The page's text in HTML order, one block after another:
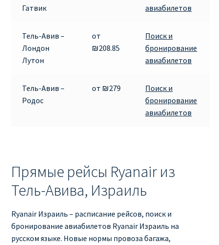
ПРАВИЛА ПРОВОЗА БАГАЖА RYANAIR
РЕЙСАМИ RYANAIR
РЕГИСТРАЦИЯ НА РЕЙС И ДОКУМЕНТЫ ДЛЯ
КАК НАЙТИ ДЕШЕВЫЙ БИЛЕТ
КУПИТЬ АВИАБИЛЕТЫ ДЕШЕВО
Гатвик
авиабилетов
Тель-Авив –
Лондон
Лутон
от
₪208.85
Поиск и
бронирование
авиабилетов
Тель-Авив –
Родос
от ₪279
Поиск и
бронирование
авиабилетов
Прямые рейсы Ryanair из
Тель-Авива, Израиль
Ryanair Израиль – расписание рейсов, поиск и
бронирование авиабилетов Ryanair Израиль на
русском языке. Новые нормы провоза багажа,